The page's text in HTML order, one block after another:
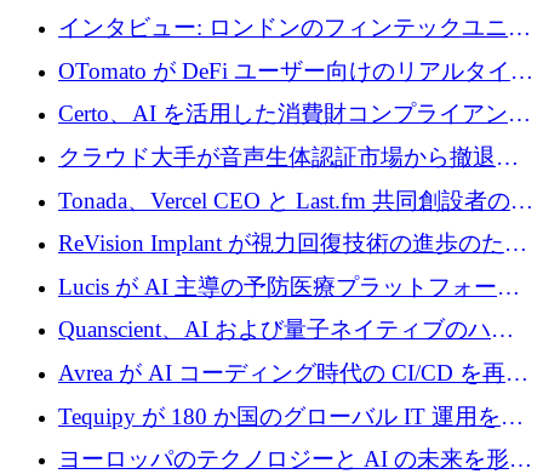
質生産に転換するために 700 万ユーロを調達
インタビュー: ロンドンのフィンテックユニコ
ーン Tide の CEO、オリバー・プリル氏
OTomato が DeFi ユーザー向けのリアルタイム
インテリジェンス レイヤーを構築するために
Improbable から 200 万ドルを調達
Certo、AI を活用した消費財コンプライアンス
プラットフォームのために 400 万ドルを調達
クラウド大手が音声生体認証市場から撤退す
るなか、Voxmindが54万6,000ポンドのプレシ
ード資金を調達
Tonada、Vercel CEO と Last.fm 共同創設者の支
援を受けてステルス撤退
ReVision Implant が視力回復技術の進歩のため
に 400 万ユーロを確保
Lucis が AI 主導の予防医療プラットフォーム
を拡大するためにシリーズ A で 2,000 万ドル
を調達
Quanscient、AI および量子ネイティブのハー
ドウェア エンジニアリングを推進するために
1,000 万ユーロを調達
Avrea が AI コーディング時代の CI/CD を再発
明するために 470 万ドルをかけてステルスか
ら浮上
Tequipy が 180 か国のグローバル IT 運用を自
動化するために 300 万ユーロ以上を調達
ヨーロッパのテクノロジーと AI の未来を形作